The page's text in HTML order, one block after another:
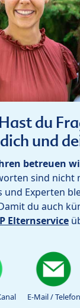
Hast du
und
betreuen
sind nicht
Experten
du auch
Elternservice
E-Mail / Telefon